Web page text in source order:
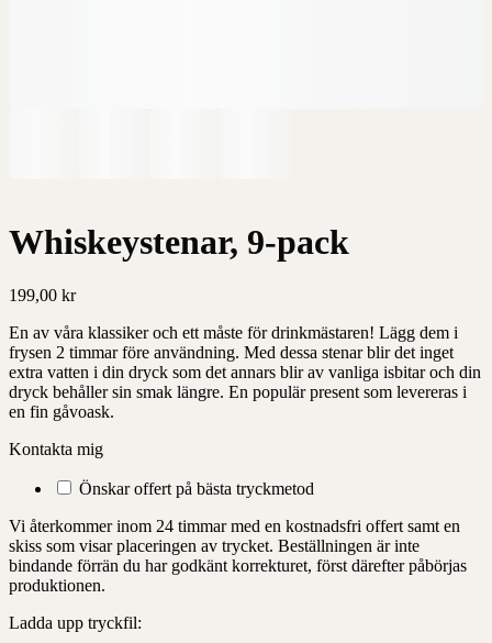
Whiskeystenar, 9-pack
199,00 kr
En av våra klassiker och ett måste för drinkmästaren! Lägg dem i
frysen 2 timmar före användning. Med dessa stenar blir det inget
extra vatten i din dryck som det annars blir av vanliga isbitar och din
dryck behåller sin smak längre. En populär present som levereras i
en fin gåvoask.
Kontakta mig
Önskar offert på bästa tryckmetod
Vi återkommer inom 24 timmar med en kostnadsfri offert samt en
skiss som visar placeringen av trycket. Beställningen är inte
bindande förrän du har godkänt korrekturet, först därefter påbörjas
produktionen.
Ladda upp tryckfil: